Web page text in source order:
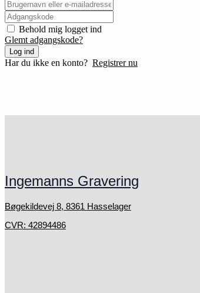
Behold mig logget ind
Glemt adgangskode?
Log ind
Har du ikke en konto? Registrer nu
Ingemanns Gravering
Bøgekildevej 8, 8361 Hasselager
CVR: 42894486